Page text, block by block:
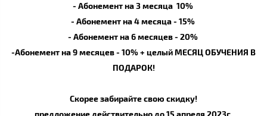
- Абонемент на 3 месяца 10%
- Абонемент на 4 месяца - 15%
- Абонемент на 6 месяцев - 20%
-Абонемент на 9 месяцев - 10% + целый МЕСЯЦ ОБУЧЕНИЯ В
ПОДАРОК!
Скорее забирайте свою скидку!
предложение действительно до 15 апреля 2023г.